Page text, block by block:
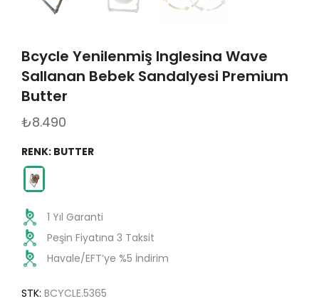
Bcycle Yenilenmiş Inglesina Wave
Sallanan Bebek Sandalyesi Premium
Butter
₺8.490
RENK: BUTTER
1 Yıl Garanti
Peşin Fiyatına 3 Taksit
Havale/EFT’ye %5 İndirim
STK: BCYCLE.5365